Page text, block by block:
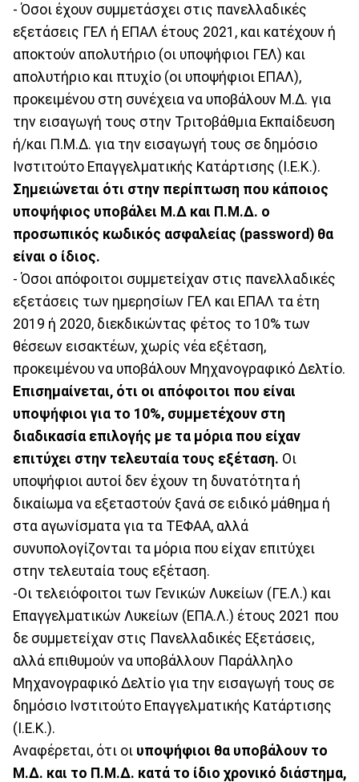
- Όσοι έχουν συμμετάσχει στις πανελλαδικές
εξετάσεις ΓΕΛ ή ΕΠΑΛ έτους 2021, και κατέχουν ή
αποκτούν απολυτήριο (οι υποψήφιοι ΓΕΛ) και
απολυτήριο και πτυχίο (οι υποψήφιοι ΕΠΑΛ),
προκειμένου στη συνέχεια να υποβάλουν Μ.Δ. για
την εισαγωγή τους στην Τριτοβάθμια Εκπαίδευση
ή/και Π.Μ.Δ. για την εισαγωγή τους σε δημόσιο
Ινστιτούτο Επαγγελματικής Κατάρτισης (Ι.Ε.Κ.).
Σημειώνεται ότι στην περίπτωση που κάποιος
υποψήφιος υποβάλει Μ.Δ και Π.Μ.Δ. ο
προσωπικός κωδικός ασφαλείας (password) θα
είναι ο ίδιος.
- Όσοι απόφοιτοι συμμετείχαν στις πανελλαδικές
εξετάσεις των ημερησίων ΓΕΛ και ΕΠΑΛ τα έτη
2019 ή 2020, διεκδικώντας φέτος το 10% των
θέσεων εισακτέων, χωρίς νέα εξέταση,
προκειμένου να υποβάλουν Μηχανογραφικό Δελτίο.
Επισημαίνεται, ότι οι απόφοιτοι που είναι
υποψήφιοι για το 10%, συμμετέχουν στη
διαδικασία επιλογής με τα μόρια που είχαν
επιτύχει στην τελευταία τους εξέταση. Οι
υποψήφιοι αυτοί δεν έχουν τη δυνατότητα ή
δικαίωμα να εξεταστούν ξανά σε ειδικό μάθημα ή
στα αγωνίσματα για τα ΤΕΦΑΑ, αλλά
συνυπολογίζονται τα μόρια που είχαν επιτύχει
στην τελευταία τους εξέταση.
-Οι τελειόφοιτοι των Γενικών Λυκείων (ΓΕ.Λ.) και
Επαγγελματικών Λυκείων (ΕΠΑ.Λ.) έτους 2021 που
δε συμμετείχαν στις Πανελλαδικές Εξετάσεις,
αλλά επιθυμούν να υποβάλλουν Παράλληλο
Μηχανογραφικό Δελτίο για την εισαγωγή τους σε
δημόσιο Ινστιτούτο Επαγγελματικής Κατάρτισης
(Ι.Ε.Κ.).
Αναφέρεται, ότι οι υποψήφιοι θα υποβάλουν το
Μ.Δ. και το Π.Μ.Δ. κατά το ίδιο χρονικό διάστημα,